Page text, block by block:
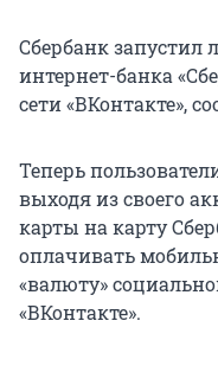
Сбербанк запустил
интернет-банка
сети «ВКонтакте»,
Теперь
выходя из своего
карты на карту
оплачивать
«валюту»
«ВКонтакте».